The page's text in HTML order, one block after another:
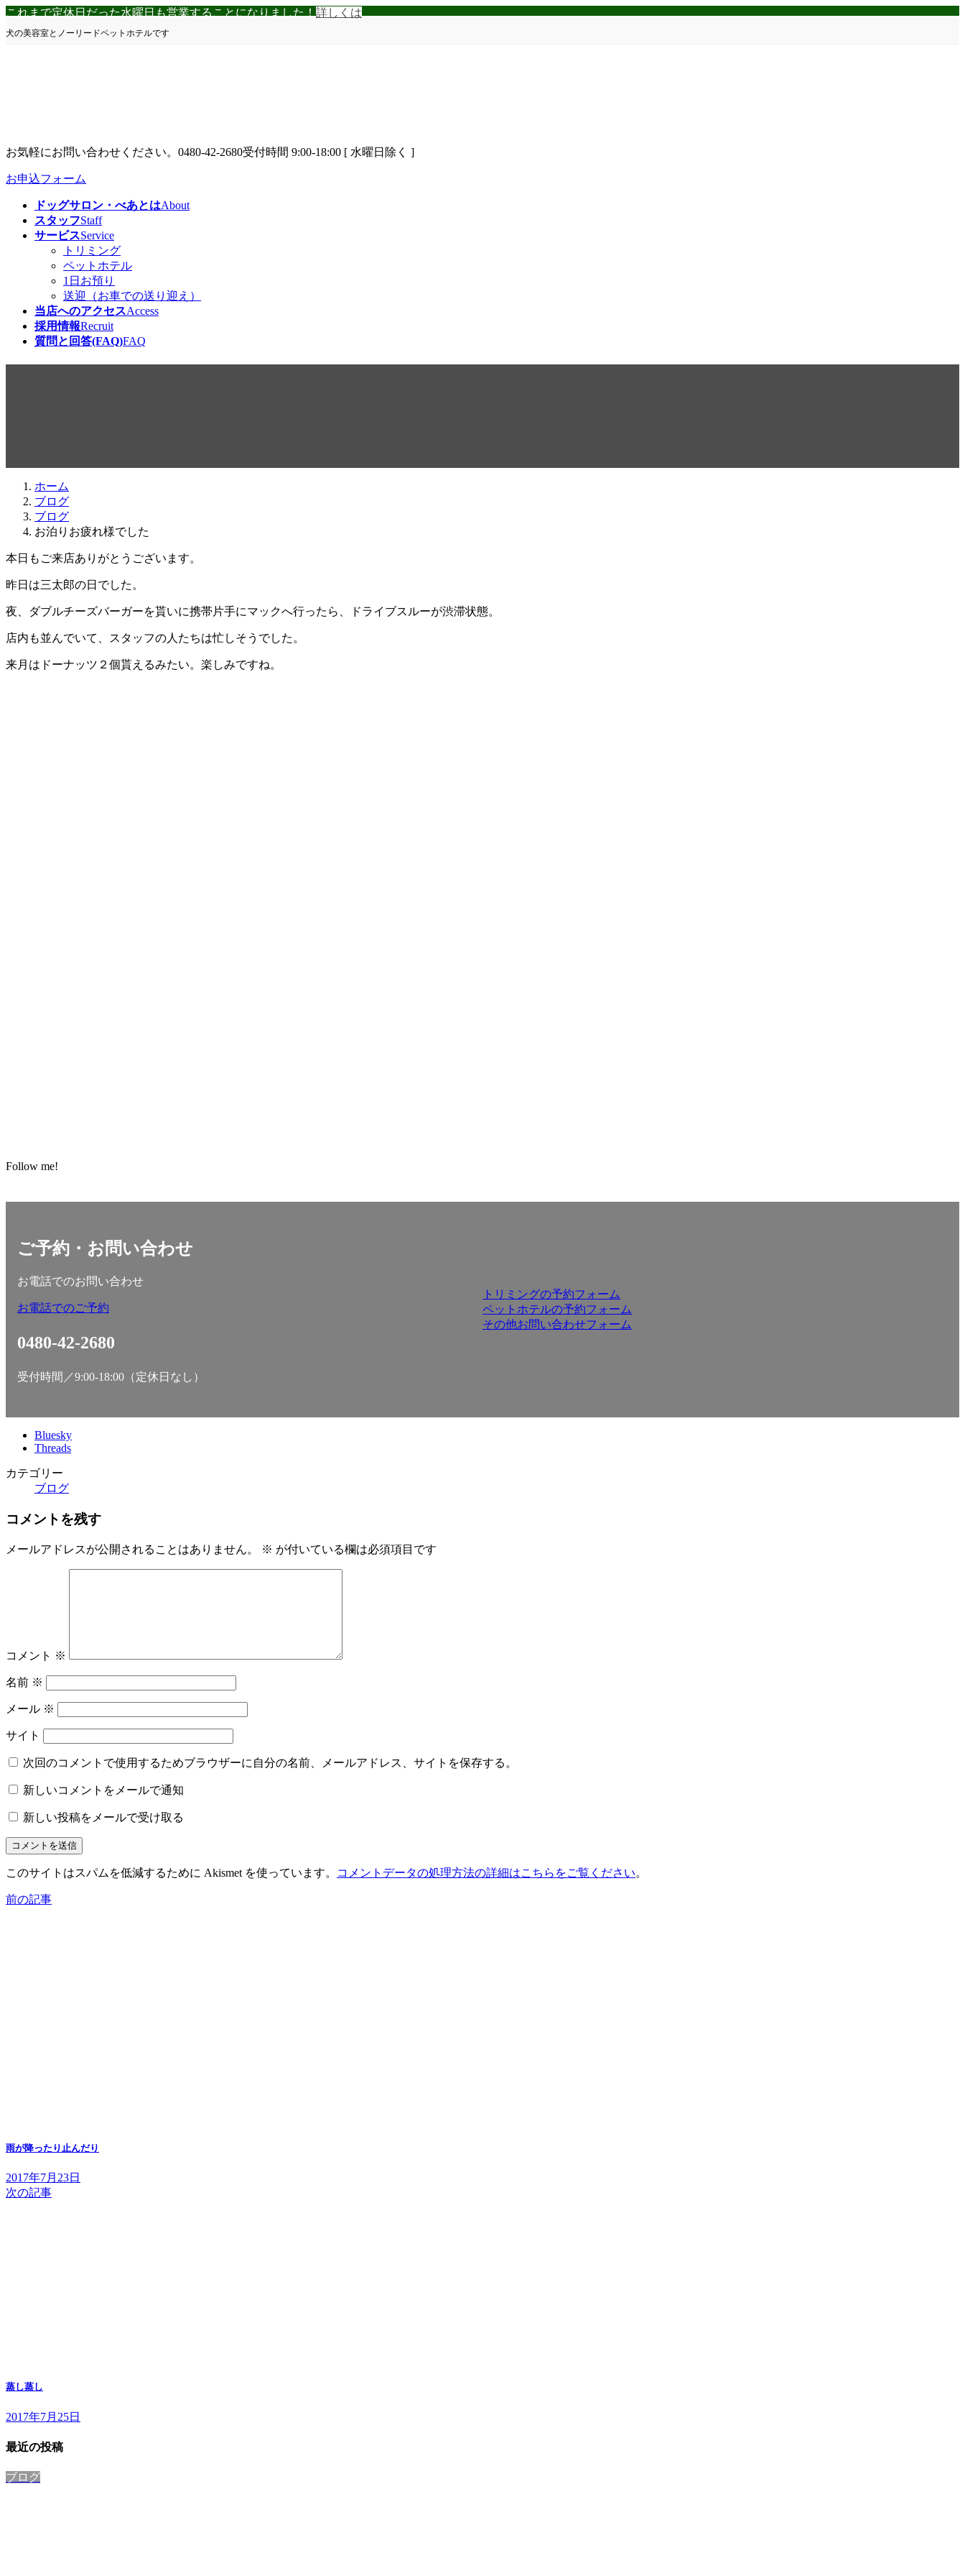
コ
ン
プ
ナ
ビ
動
これまで定休日だった水曜日も営業することになりました！ 詳しくは
犬の美容室とノーリードペットホテルです
お気軽にお問い合わせください。 0480-42-2680受付時間 9:00-18:00 [ 水曜日除く ]
お申込フォーム
ドッグサロン・べあとはAbout
スタッフStaff
サービスService
トリミング
ペットホテル
1日お預り
送迎（お車での送り迎え）
当店へのアクセスAccess
採用情報Recruit
質問と回答(FAQ)FAQ
ホーム
ブログ
ブログ
お泊りお疲れ様でした
本日もご来店ありがとうございます。
昨日は三太郎の日でした。
夜、ダブルチーズバーガーを貰いに携帯片手にマックへ行ったら、ドライブスルーが渋滞状態。
店内も並んでいて、スタッフの人たちは忙しそうでした。
来月はドーナッツ２個貰えるみたい。楽しみですね。
Follow me!
ご予約・お問い合わせ
お電話でのお問い合わせ
お電話でのご予約
0480-42-2680
受付時間／9:00-18:00（定休日なし）
トリミングの予約フォーム
ペットホテルの予約フォーム
その他お問い合わせフォーム
Bluesky
Threads
カテゴリー
ブログ
コメントを残す
メールアドレスが公開されることはありません。 ※ が付いている欄は必須項目です
コメント ※
名前 ※
メール ※
サイト
次回のコメントで使用するためブラウザーに自分の名前、メールアドレス、サイトを保存する。
新しいコメントをメールで通知
新しい投稿をメールで受け取る
このサイトはスパムを低減するために Akismet を使っています。 コメントデータの処理方法の詳細はこちらをご覧ください。
前の記事
雨が降ったり止んだり
2017年7月23日
次の記事
蒸し蒸し
2017年7月25日
最近の投稿
ブログ